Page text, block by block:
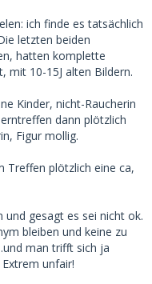
ich finde es tatsächlich
letzten beiden
hatten komplette
mit 10-15J alten Bildern.
Kinder, nicht-Raucherin
dann plötzlich
Figur mollig.
Treffen plötzlich eine ca,
und gesagt es sei nicht ok.
bleiben und keine zu
man trifft sich ja
unfair!